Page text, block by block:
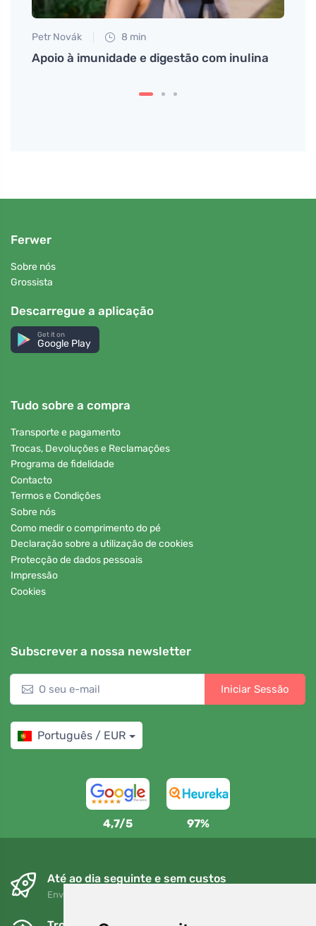
Petr Novák 8 min
Apoio à imunidade e digestão com inulina
Ferwer
Sobre nós
Grossista
Descarregue a aplicação
Get it on
Google Play
Tudo sobre a compra
Transporte e pagamento
Trocas, Devoluções e Reclamações
Programa de fidelidade
Contacto
Termos e Condições
Sobre nós
Como medir o comprimento do pé
Declaração sobre a utilização de cookies
Protecção de dados pessoais
Impressão
Cookies
Subscrever a nossa newsletter
Iniciar Sessão
Português / EUR
4,7/5 97%
Até ao dia seguinte e sem custos
Envio gratuito para encomendas superiores a 80 EUR